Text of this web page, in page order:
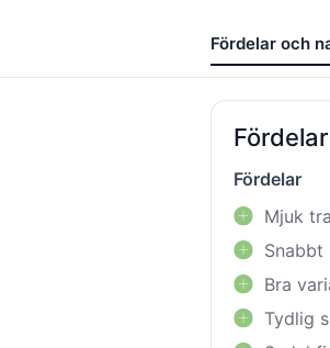
Fördelar och
Fördelar
Mjuk
Snabbt
Bra
Tydlig